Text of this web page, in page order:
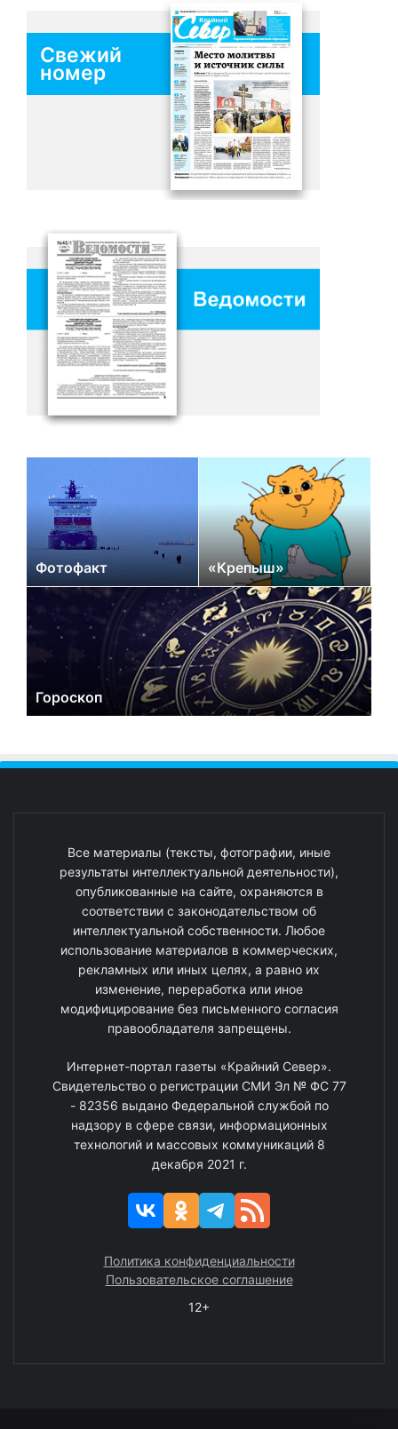
Свежий
номер
Фотофакт «Крепыш»
Гороскоп
Все материалы (тексты, фотографии, иные
результаты интеллектуальной деятельности),
опубликованные на сайте, охраняются в
соответствии с законодательством об
интеллектуальной собственности. Любое
использование материалов в коммерческих,
рекламных или иных целях, а равно их
изменение, переработка или иное
модифицирование без письменного согласия
правообладателя запрещены.
Интернет-портал газеты «Крайний Север».
Свидетельство о регистрации СМИ Эл № ФС 77
- 82356 выдано Федеральной службой по
надзору в сфере связи, информационных
технологий и массовых коммуникаций 8
декабря 2021 г.
Политика конфиденциальности
Пользовательское соглашение
12+